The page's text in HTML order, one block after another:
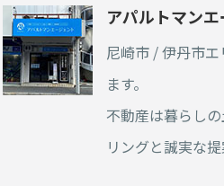
アパルトマン
尼崎市 / 伊丹市
ます。
不動産は暮らし
リングと誠実な